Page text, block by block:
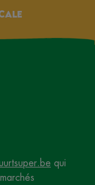
qui